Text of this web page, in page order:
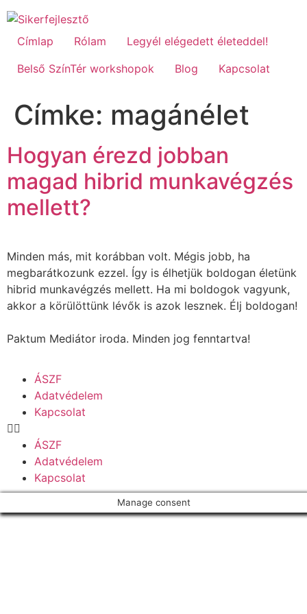
Címlap Rólam
Legyél elégedett életeddel!
Belső SzínTér workshopok
Blog Kapcsolat
Címke: magánélet
Hogyan érezd jobban
magad hibrid munkavégzés
mellett?
Minden más, mit korábban volt. Mégis jobb, ha
megbarátkozunk ezzel. Így is élhetjük boldogan életünk
hibrid munkavégzés mellett. Ha mi boldogok vagyunk,
akkor a körülöttünk lévők is azok lesznek. Élj boldogan!
Paktum Mediátor iroda. Minden jog fenntartva!
ÁSZF
Adatvédelem
Kapcsolat
ÁSZF
Adatvédelem
Kapcsolat
Manage consent